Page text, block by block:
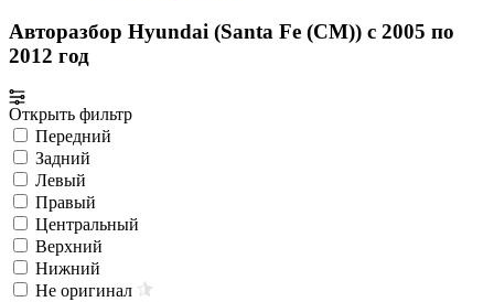
Авторазбор Hyundai (Santa Fe (CM)) с 2005 по
2012 год
Открыть фильтр
Передний
Задний
Левый
Правый
Центральный
Верхний
Нижний
Не оригинал